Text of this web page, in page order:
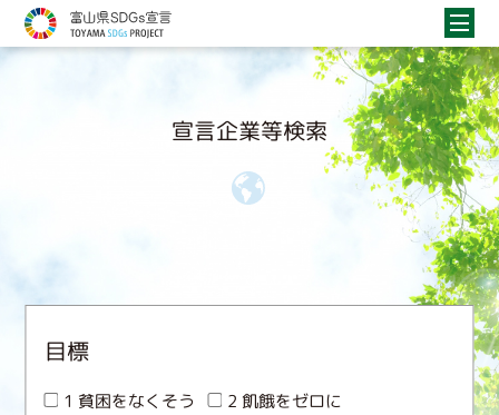
宣言企業等検索
目標
1 貧困をなくそう 2 飢餓をゼロに